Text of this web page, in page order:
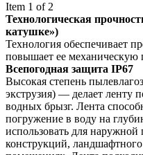
Item 1 of 2
Технологическая
катушке»)
Технология обеспечивает
повышает ее механическую
Всепогодная защита IP67
Высокая степень
экструзия) — делает ленту
водных брызг. Лента
погружение в воду на
использовать для
конструкций,